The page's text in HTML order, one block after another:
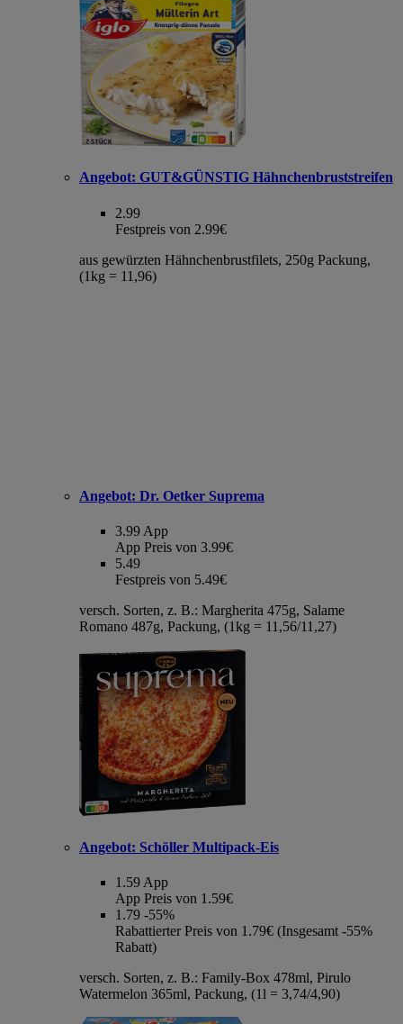
Angebot: GUT&GÜNSTIG Hähnchenbruststreifen
2.99
Festpreis von 2.99€
aus gewürzten Hähnchenbrustfilets, 250g Packung,
(1kg = 11,96)
Angebot: Dr. Oetker Suprema
3.99 App
App Preis von 3.99€
5.49
Festpreis von 5.49€
versch. Sorten, z. B.: Margherita 475g, Salame
Romano 487g, Packung, (1kg = 11,56/11,27)
Angebot: Schöller Multipack-Eis
1.59 App
App Preis von 1.59€
1.79 -55%
Rabattierter Preis von 1.79€ (Insgesamt -55%
Rabatt)
versch. Sorten, z. B.: Family-Box 478ml, Pirulo
Watermelon 365ml, Packung, (1l = 3,74/4,90)